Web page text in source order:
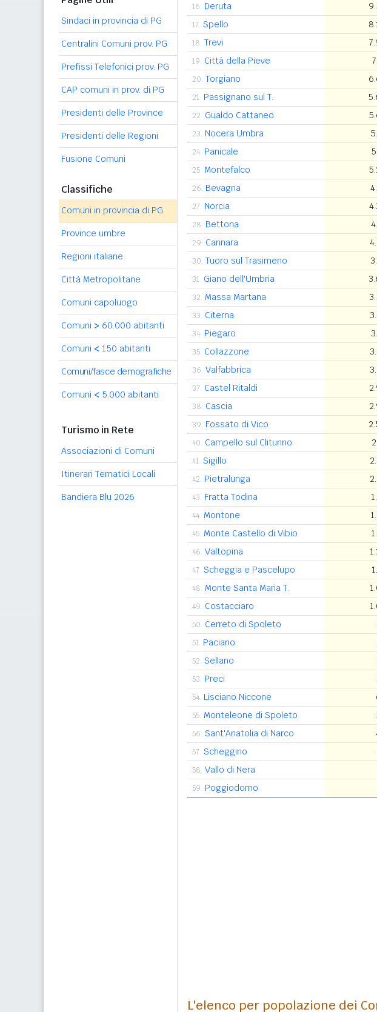
Sindaci in provincia di PG
Centralini Comuni prov. PG
Prefissi Telefonici prov. PG
CAP comuni in prov. di PG
Presidenti delle Province
Presidenti delle Regioni
Fusione Comuni
Classifiche
Comuni in provincia di PG
Province umbre
Regioni italiane
Città Metropolitane
Comuni capoluogo
Comuni > 60.000 abitanti
Comuni < 150 abitanti
Comuni/fasce demografiche
Comuni < 5.000 abitanti
Turismo in Rete
Associazioni di Comuni
Itinerari Tematici Locali
Bandiera Blu 2026
16. Deruta
17. Spello
18. Trevi
19. Città della Pieve
20. Torgiano
21. Passignano sul T.
22. Gualdo Cattaneo
23. Nocera Umbra
24. Panicale
25. Montefalco
26. Bevagna
27. Norcia
28. Bettona
29. Cannara
30. Tuoro sul Trasimeno
31. Giano dell'Umbria
32. Massa Martana
33. Citerna
34. Piegaro
35. Collazzone
36. Valfabbrica
37. Castel Ritaldi
38. Cascia
39. Fossato di Vico
40. Campello sul Clitunno
41. Sigillo
42. Pietralunga
43. Fratta Todina
44. Montone
45. Monte Castello di Vibio
46. Valtopina
47. Scheggia e Pascelupo
48. Monte Santa Maria T.
49. Costacciaro
50. Cerreto di Spoleto
51. Paciano
52. Sellano
53. Preci
54. Lisciano Niccone
55. Monteleone di Spoleto
56. Sant'Anatolia di Narco
57. Scheggino
58. Vallo di Nera
59. Poggiodomo
L'elenco per popolazione dei